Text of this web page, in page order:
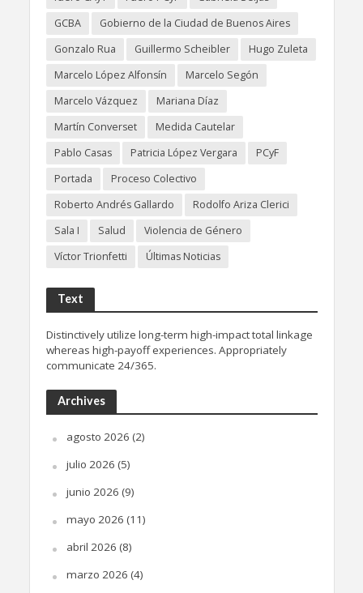
GCBA
Gobierno de la Ciudad de Buenos Aires
Gonzalo Rua
Guillermo Scheibler
Hugo Zuleta
Marcelo López Alfonsín
Marcelo Segón
Marcelo Vázquez
Mariana Díaz
Martín Converset
Medida Cautelar
Pablo Casas
Patricia López Vergara
PCyF
Portada
Proceso Colectivo
Roberto Andrés Gallardo
Rodolfo Ariza Clerici
Sala I
Salud
Violencia de Género
Víctor Trionfetti
Últimas Noticias
Text
Distinctively utilize long-term high-impact total linkage
whereas high-payoff experiences. Appropriately
communicate 24/365.
Archives
agosto 2026 (2)
julio 2026 (5)
junio 2026 (9)
mayo 2026 (11)
abril 2026 (8)
marzo 2026 (4)